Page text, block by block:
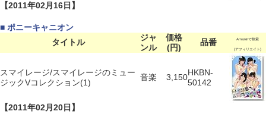
【2011年02月16日】
■ ポニーキャニオン
タイトル
ジャ
ンル
価格
(円)
品番 Amazonで検索
(アフィリエイト)
スマイレージ/スマイレージのミュー
ジックVコレクション(1)
音楽 3,150HKBN-
50142
【2011年02月20日】